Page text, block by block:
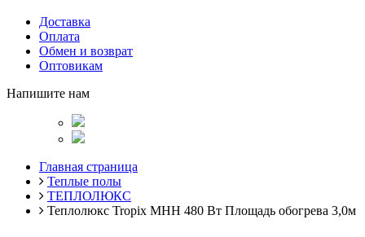
Доставка
Оплата
Обмен и возврат
Оптовикам
Напишите нам
Главная страница
Теплые полы
ТЕПЛОЛЮКС
Теплолюкс Tropix МНН 480 Вт Площадь обогрева 3,0м